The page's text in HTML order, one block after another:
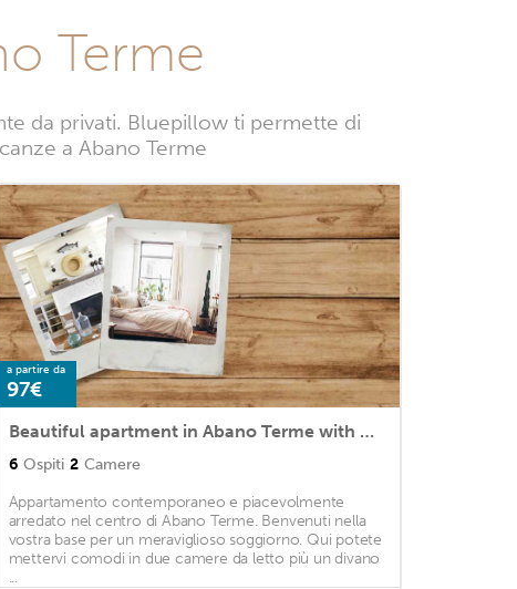
Terme
da privati. Bluepillow ti permette di
a Abano Terme
a partire da
97€
Beautiful apartment in Abano Terme with WiFi and 2 Bedrooms
6 Ospiti 2 Camere
Appartamento contemporaneo e piacevolmente
arredato nel centro di Abano Terme. Benvenuti nella
vostra base per un meraviglioso soggiorno. Qui potete
mettervi comodi in due camere da letto più un divano
...